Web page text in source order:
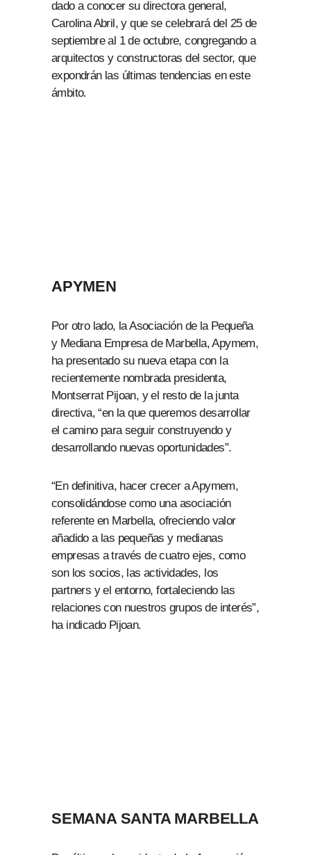
dado a conocer su directora general,
Carolina Abril, y que se celebrará del 25 de
septiembre al 1 de octubre, congregando a
arquitectos y constructoras del sector, que
expondrán las últimas tendencias en este
ámbito.
APYMEN
Por otro lado, la Asociación de la Pequeña
y Mediana Empresa de Marbella, Apymem,
ha presentado su nueva etapa con la
recientemente nombrada presidenta,
Montserrat Pijoan, y el resto de la junta
directiva, “en la que queremos desarrollar
el camino para seguir construyendo y
desarrollando nuevas oportunidades”.
“En definitiva, hacer crecer a Apymem,
consolidándose como una asociación
referente en Marbella, ofreciendo valor
añadido a las pequeñas y medianas
empresas a través de cuatro ejes, como
son los socios, las actividades, los
partners y el entorno, fortaleciendo las
relaciones con nuestros grupos de interés”,
ha indicado Pijoan.
SEMANA SANTA MARBELLA